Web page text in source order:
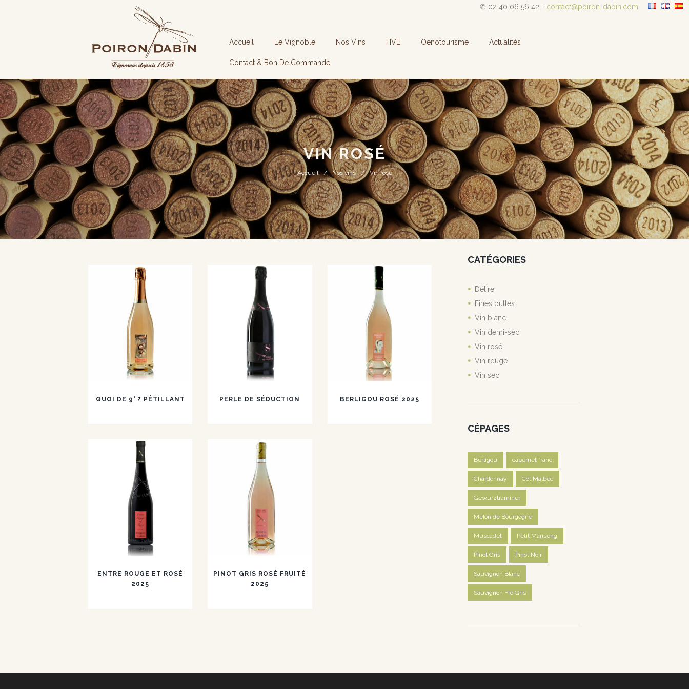
✆ 02 40 06 56 42 - contact@poiron-dabin.com
Accueil Le Vignoble Nos Vins HVE Oenotourisme Actualités
Contact & Bon De Commande
VIN ROSÉ
Accueil Nos vins Vin rosé
QUOI DE 9° ? PÉTILLANT PERLE DE SÉDUCTION BERLIGOU ROSÉ 2025
ENTRE ROUGE ET ROSÉ
2025
PINOT GRIS ROSÉ FRUITÉ
2025
CATÉGORIES
Délire
Fines bulles
Vin blanc
Vin demi-sec
Vin rosé
Vin rouge
Vin sec
CÉPAGES
Berligou cabernet franc
Chardonnay Côt Malbec
Gewurztraminer
Melon de Bourgogne
Muscadet Petit Manseng
Pinot Gris Pinot Noir
Sauvignon Blanc
Sauvignon Fié Gris